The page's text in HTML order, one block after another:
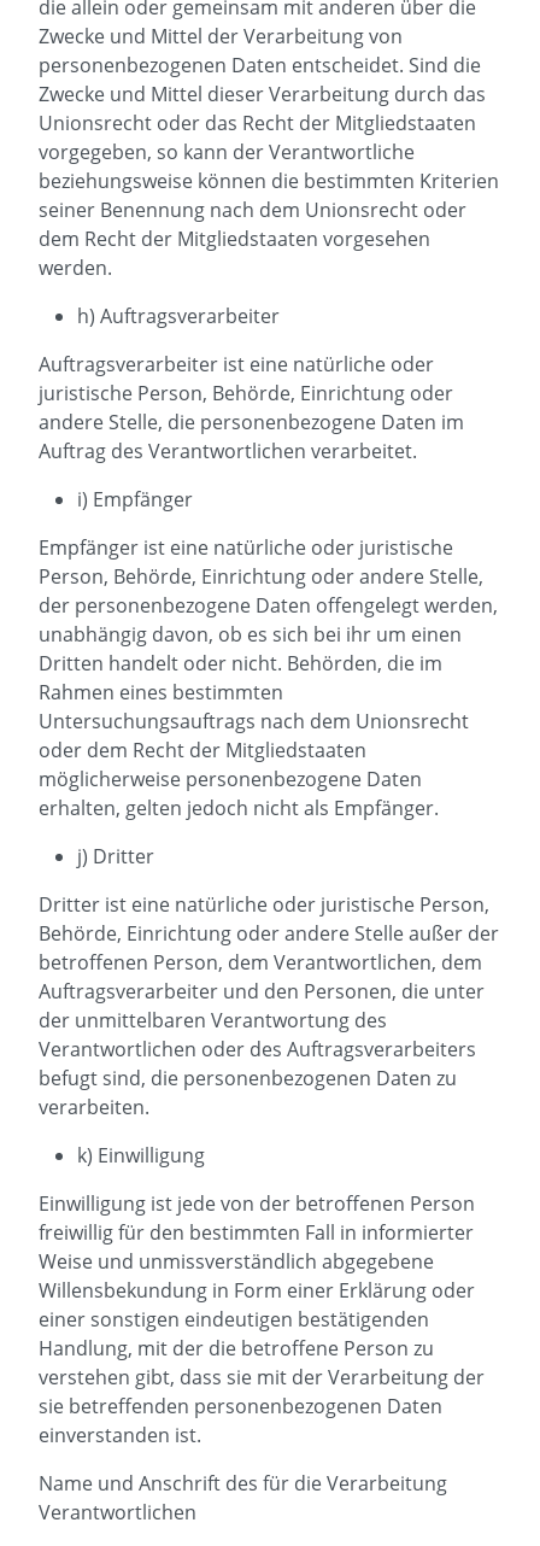
die allein oder gemeinsam mit anderen über die
Zwecke und Mittel der Verarbeitung von
personenbezogenen Daten entscheidet. Sind die
Zwecke und Mittel dieser Verarbeitung durch das
Unionsrecht oder das Recht der Mitgliedstaaten
vorgegeben, so kann der Verantwortliche
beziehungsweise können die bestimmten Kriterien
seiner Benennung nach dem Unionsrecht oder
dem Recht der Mitgliedstaaten vorgesehen
werden.
h) Auftragsverarbeiter
Auftragsverarbeiter ist eine natürliche oder
juristische Person, Behörde, Einrichtung oder
andere Stelle, die personenbezogene Daten im
Auftrag des Verantwortlichen verarbeitet.
i) Empfänger
Empfänger ist eine natürliche oder juristische
Person, Behörde, Einrichtung oder andere Stelle,
der personenbezogene Daten offengelegt werden,
unabhängig davon, ob es sich bei ihr um einen
Dritten handelt oder nicht. Behörden, die im
Rahmen eines bestimmten
Untersuchungsauftrags nach dem Unionsrecht
oder dem Recht der Mitgliedstaaten
möglicherweise personenbezogene Daten
erhalten, gelten jedoch nicht als Empfänger.
j) Dritter
Dritter ist eine natürliche oder juristische Person,
Behörde, Einrichtung oder andere Stelle außer der
betroffenen Person, dem Verantwortlichen, dem
Auftragsverarbeiter und den Personen, die unter
der unmittelbaren Verantwortung des
Verantwortlichen oder des Auftragsverarbeiters
befugt sind, die personenbezogenen Daten zu
verarbeiten.
k) Einwilligung
Einwilligung ist jede von der betroffenen Person
freiwillig für den bestimmten Fall in informierter
Weise und unmissverständlich abgegebene
Willensbekundung in Form einer Erklärung oder
einer sonstigen eindeutigen bestätigenden
Handlung, mit der die betroffene Person zu
verstehen gibt, dass sie mit der Verarbeitung der
sie betreffenden personenbezogenen Daten
einverstanden ist.
Name und Anschrift des für die Verarbeitung
Verantwortlichen